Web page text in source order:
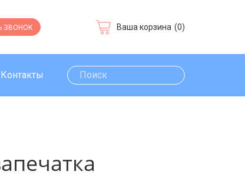
ЗВОНОК Ваша корзина (0)
Контакты